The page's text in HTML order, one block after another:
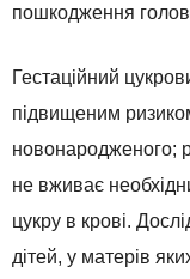
пошкодження
Гестаційний
підвищеним
новонародженого;
не вживає
цукру в крові.
дітей, у матерів